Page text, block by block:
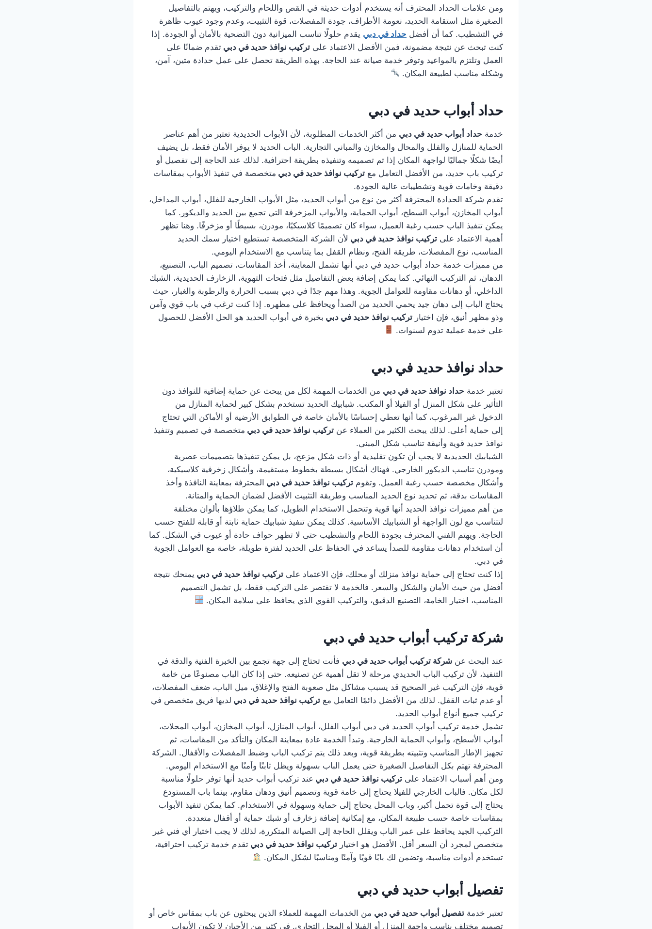
ومن علامات الحداد المحترف أنه يستخدم أدوات حديثة في القص واللحام والتركيب، ويهتم بالتفاصيل
الصغيرة مثل استقامة الحديد، نعومة الأطراف، جودة المفصلات، قوة التثبيت، وعدم وجود عيوب ظاهرة
في التشطيب. كما أن أفضل حداد في دبي يقدم حلولًا تناسب الميزانية دون التضحية بالأمان أو الجودة. إذا
كنت تبحث عن نتيجة مضمونة، فمن الأفضل الاعتماد على تركيب نوافذ حديد في دبي تقدم ضمانًا على
العمل وتلتزم بالمواعيد وتوفر خدمة صيانة عند الحاجة. بهذه الطريقة تحصل على عمل حدادة متين، آمن،
وشكله مناسب لطبيعة المكان.
حداد أبواب حديد في دبي
خدمة حداد أبواب حديد في دبي من أكثر الخدمات المطلوبة، لأن الأبواب الحديدية تعتبر من أهم عناصر
الحماية للمنازل والفلل والمحال والمخازن والمباني التجارية. الباب الحديد لا يوفر الأمان فقط، بل يضيف
أيضًا شكلًا جماليًا لواجهة المكان إذا تم تصميمه وتنفيذه بطريقة احترافية. لذلك عند الحاجة إلى تفصيل أو
تركيب باب حديد، من الأفضل التعامل مع تركيب نوافذ حديد في دبي متخصصة في تنفيذ الأبواب بمقاسات
دقيقة وخامات قوية وتشطيبات عالية الجودة.
تقدم شركة الحدادة المحترفة أكثر من نوع من أبواب الحديد، مثل الأبواب الخارجية للفلل، أبواب المداخل،
أبواب المخازن، أبواب السطح، أبواب الحماية، والأبواب المزخرفة التي تجمع بين الحديد والديكور. كما
يمكن تنفيذ الباب حسب رغبة العميل، سواء كان تصميمًا كلاسيكيًا، مودرن، بسيطًا أو مزخرفًا. وهنا تظهر
أهمية الاعتماد على تركيب نوافذ حديد في دبي لأن الشركة المتخصصة تستطيع اختيار سمك الحديد
المناسب، نوع المفصلات، طريقة الفتح، ونظام القفل بما يتناسب مع الاستخدام اليومي.
من مميزات خدمة حداد أبواب حديد في دبي أنها تشمل المعاينة، أخذ المقاسات، تصميم الباب، التصنيع،
الدهان، ثم التركيب النهائي. كما يمكن إضافة بعض التفاصيل مثل فتحات التهوية، الزخارف الحديدية، الشبك
الداخلي، أو دهانات مقاومة للعوامل الجوية. وهذا مهم جدًا في دبي بسبب الحرارة والرطوبة والغبار، حيث
يحتاج الباب إلى دهان جيد يحمي الحديد من الصدأ ويحافظ على مظهره. إذا كنت ترغب في باب قوي وآمن
وذو مظهر أنيق، فإن اختيار تركيب نوافذ حديد في دبي بخبرة في أبواب الحديد هو الحل الأفضل للحصول
على خدمة عملية تدوم لسنوات.
حداد نوافذ حديد في دبي
تعتبر خدمة حداد نوافذ حديد في دبي من الخدمات المهمة لكل من يبحث عن حماية إضافية للنوافذ دون
التأثير على شكل المنزل أو الفيلا أو المكتب. شبابيك الحديد تستخدم بشكل كبير لحماية المنازل من
الدخول غير المرغوب، كما أنها تعطي إحساسًا بالأمان خاصة في الطوابق الأرضية أو الأماكن التي تحتاج
إلى حماية أعلى. لذلك يبحث الكثير من العملاء عن تركيب نوافذ حديد في دبي متخصصة في تصميم وتنفيذ
نوافذ حديد قوية وأنيقة تناسب شكل المبنى.
الشبابيك الحديدية لا يجب أن تكون تقليدية أو ذات شكل مزعج، بل يمكن تنفيذها بتصميمات عصرية
ومودرن تناسب الديكور الخارجي. فهناك أشكال بسيطة بخطوط مستقيمة، وأشكال زخرفية كلاسيكية،
وأشكال مخصصة حسب رغبة العميل. وتقوم تركيب نوافذ حديد في دبي المحترفة بمعاينة النافذة وأخذ
المقاسات بدقة، ثم تحديد نوع الحديد المناسب وطريقة التثبيت الأفضل لضمان الحماية والمتانة.
من أهم مميزات نوافذ الحديد أنها قوية وتتحمل الاستخدام الطويل، كما يمكن طلاؤها بألوان مختلفة
لتتناسب مع لون الواجهة أو الشبابيك الأساسية. كذلك يمكن تنفيذ شبابيك حماية ثابتة أو قابلة للفتح حسب
الحاجة. ويهتم الفني المحترف بجودة اللحام والتشطيب حتى لا تظهر حواف حادة أو عيوب في الشكل. كما
أن استخدام دهانات مقاومة للصدأ يساعد في الحفاظ على الحديد لفترة طويلة، خاصة مع العوامل الجوية
في دبي.
إذا كنت تحتاج إلى حماية نوافذ منزلك أو محلك، فإن الاعتماد على تركيب نوافذ حديد في دبي يمنحك نتيجة
أفضل من حيث الأمان والشكل والسعر. فالخدمة لا تقتصر على التركيب فقط، بل تشمل التصميم
المناسب، اختيار الخامة، التصنيع الدقيق، والتركيب القوي الذي يحافظ على سلامة المكان.
شركة تركيب أبواب حديد في دبي
عند البحث عن شركة تركيب أبواب حديد في دبي فأنت تحتاج إلى جهة تجمع بين الخبرة الفنية والدقة في
التنفيذ، لأن تركيب الباب الحديدي مرحلة لا تقل أهمية عن تصنيعه. حتى إذا كان الباب مصنوعًا من خامة
قوية، فإن التركيب غير الصحيح قد يسبب مشاكل مثل صعوبة الفتح والإغلاق، ميل الباب، ضعف المفصلات،
أو عدم ثبات القفل. لذلك من الأفضل دائمًا التعامل مع تركيب نوافذ حديد في دبي لديها فريق متخصص في
تركيب جميع أنواع أبواب الحديد.
تشمل خدمة تركيب أبواب الحديد في دبي أبواب الفلل، أبواب المنازل، أبواب المخازن، أبواب المحلات،
أبواب الأسطح، وأبواب الحماية الخارجية. وتبدأ الخدمة عادة بمعاينة المكان والتأكد من المقاسات، ثم
تجهيز الإطار المناسب وتثبيته بطريقة قوية، وبعد ذلك يتم تركيب الباب وضبط المفصلات والأقفال. الشركة
المحترفة تهتم بكل التفاصيل الصغيرة حتى يعمل الباب بسهولة ويظل ثابتًا وآمنًا مع الاستخدام اليومي.
ومن أهم أسباب الاعتماد على تركيب نوافذ حديد في دبي عند تركيب أبواب حديد أنها توفر حلولًا مناسبة
لكل مكان. فالباب الخارجي للفيلا يحتاج إلى خامة قوية وتصميم أنيق ودهان مقاوم، بينما باب المستودع
يحتاج إلى قوة تحمل أكبر، وباب المحل يحتاج إلى حماية وسهولة في الاستخدام. كما يمكن تنفيذ الأبواب
بمقاسات خاصة حسب طبيعة المكان، مع إمكانية إضافة زخارف أو شبك حماية أو أقفال متعددة.
التركيب الجيد يحافظ على عمر الباب ويقلل الحاجة إلى الصيانة المتكررة، لذلك لا يجب اختيار أي فني غير
متخصص لمجرد أن السعر أقل. الأفضل هو اختيار تركيب نوافذ حديد في دبي تقدم خدمة تركيب احترافية،
تستخدم أدوات مناسبة، وتضمن لك بابًا قويًا وآمنًا ومناسبًا لشكل المكان.
تفصيل أبواب حديد في دبي
تعتبر خدمة تفصيل أبواب حديد في دبي من الخدمات المهمة للعملاء الذين يبحثون عن باب بمقاس خاص أو
تصميم مختلف يناسب واجهة المنزل أو الفيلا أو المحل التجاري. في كثير من الأحيان لا تكون الأبواب